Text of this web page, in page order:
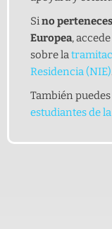
Sino
Europea,
sobre la
Residencia (NIE)
También
estudiantes de